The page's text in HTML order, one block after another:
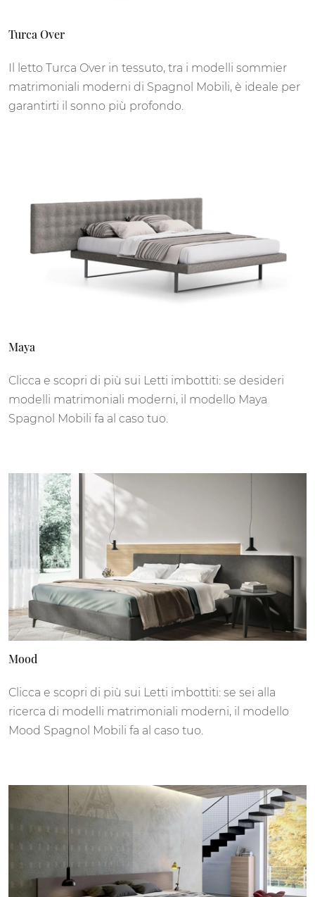
Turca Over
Il letto Turca Over in tessuto, tra i modelli sommier
matrimoniali moderni di Spagnol Mobili, è ideale per
garantirti il sonno più profondo.
Maya
Clicca e scopri di più sui Letti imbottiti: se desideri
modelli matrimoniali moderni, il modello Maya
Spagnol Mobili fa al caso tuo.
Mood
Clicca e scopri di più sui Letti imbottiti: se sei alla
ricerca di modelli matrimoniali moderni, il modello
Mood Spagnol Mobili fa al caso tuo.